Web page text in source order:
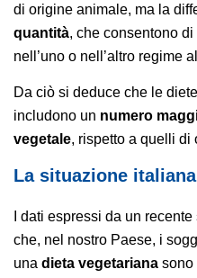
di origine animale, ma la
quantità, che consentono
nell’uno o nell’altro regime
Da ciò si deduce che le diete
includono un numero
vegetale, rispetto a quelli di
La situazione italiana
I dati espressi da un
che, nel nostro Paese, i
una dieta vegetariana sono